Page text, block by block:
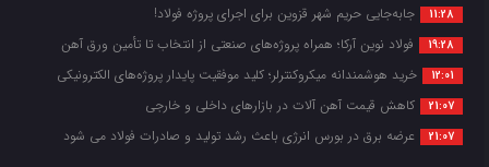
11:28 جابه‌جایی حریم شهر قزوین برای اجرای پروژه فولاد!
19:28 فولاد نوین آرکا؛ همراه پروژه‌های صنعتی از انتخاب تا تأمین ورق آهن
12:01 خرید هوشمندانه میکروکنترلر؛ کلید موفقیت پایدار پروژه‌های الکترونیکی
21:07 کاهش قیمت آهن آلات در بازارهای داخلی و خارجی
21:07 عرضه برق در بورس انرژی باعث رشد تولید و صادرات فولاد می شود